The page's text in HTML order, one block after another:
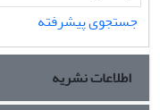
جستجوی پیشرفته
اطلاعات نشریه